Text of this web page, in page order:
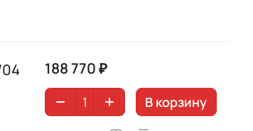
188 770 ₽
В корзину